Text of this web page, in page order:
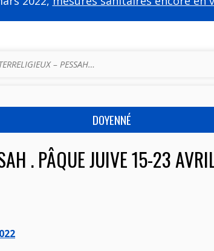
– PESSAH…
DOYENNÉ
. PÂQUE JUIVE 15-23